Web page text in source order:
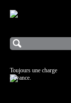
Toujours une charge
d'avance.